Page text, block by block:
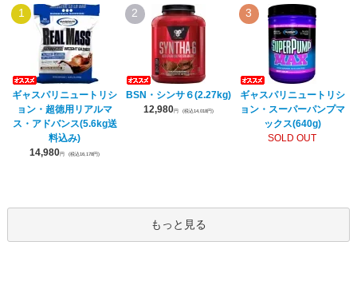
1
ギャスパリニュートリシ
ョン・超徳用リアルマ
ス・アドバンス(5.6kg送
料込み)
14,980円 (税込16,178円)
2
BSN・シンサ６(2.27kg)
12,980円 (税込14,018円)
3
ギャスパリニュートリシ
ョン・スーパーパンプマ
ックス(640g)
SOLD OUT
もっと見る